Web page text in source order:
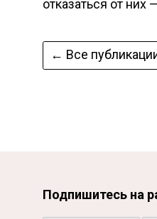
отказаться от
← Все
Подпишитесь на